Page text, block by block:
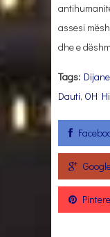
assesi
dhe e
Tags:
Dauti, OH